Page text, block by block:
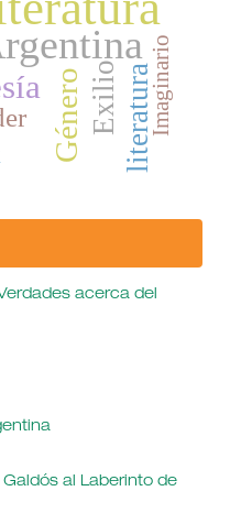
Género Exilio literaturaImaginario
acerca del
Galdós al Laberinto de